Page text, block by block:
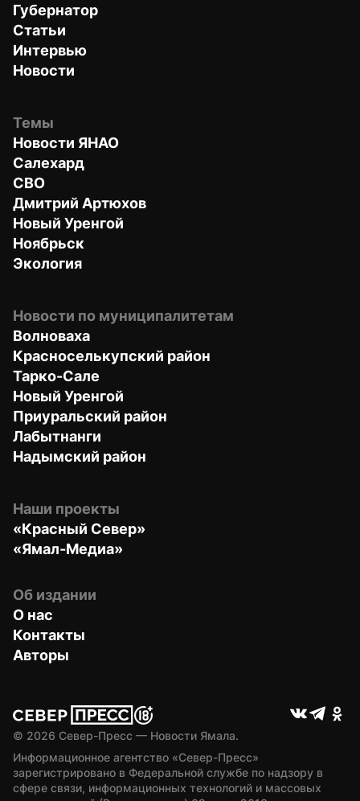
Губернатор
Статьи
Интервью
Новости
Темы
Новости ЯНАО
Салехард
СВО
Дмитрий Артюхов
Новый Уренгой
Ноябрьск
Экология
Новости по муниципалитетам
Волноваха
Красноселькупский район
Тарко-Сале
Новый Уренгой
Приуральский район
Лабытнанги
Надымский район
Наши проекты
«Красный Север»
«Ямал-Медиа»
Об издании
О нас
Контакты
Авторы
© 2026 Север-Пресс — Новости Ямала.
Информационное агентство «Север-Пресс»
зарегистрировано в Федеральной службе по надзору в
сфере связи, информационных технологий и массовых